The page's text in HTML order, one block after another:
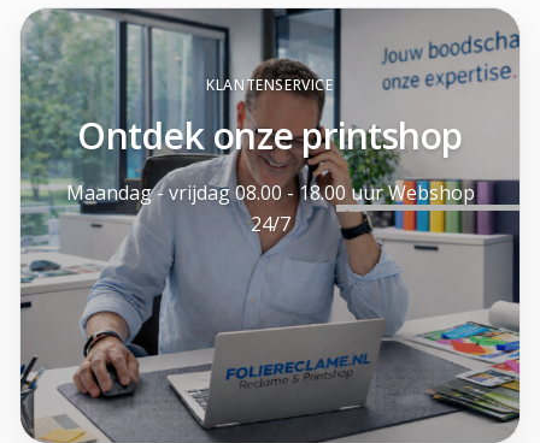
KLANTENSERVICE
Ontdek onze printshop
Maandag - vrijdag 08.00 - 18.00 uur Webshop
24/7